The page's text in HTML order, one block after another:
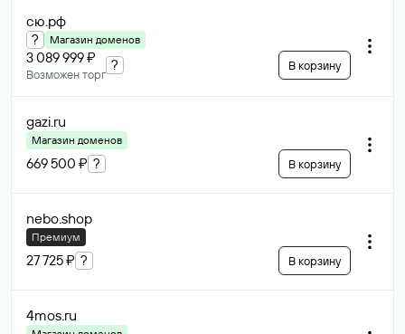
сю.рф
? Магазин доменов
3 089 999 ₽
Возможен торг
? В корзину
gazi.ru
Магазин доменов
669 500 ₽ ? В корзину
nebo.shop
Премиум
27 725 ₽ ? В корзину
4mos.ru